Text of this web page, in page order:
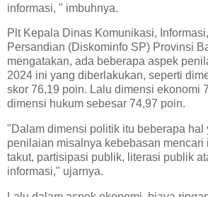
informasi, " imbuhnya.
Plt Kepala Dinas Komunikasi,
Persandian (Diskominfo SP) Provinsi
mengatakan, ada beberapa aspek
2024 ini yang diberlakukan, seperti
skor 76,19 poin. Lalu dimensi ekonomi
dimensi hukum sebesar 74,97 poin.
"Dalam dimensi politik itu beberapa hal
penilaian misalnya kebebasan mencari
takut, partisipasi publik, literasi publik
informasi," ujarnya.